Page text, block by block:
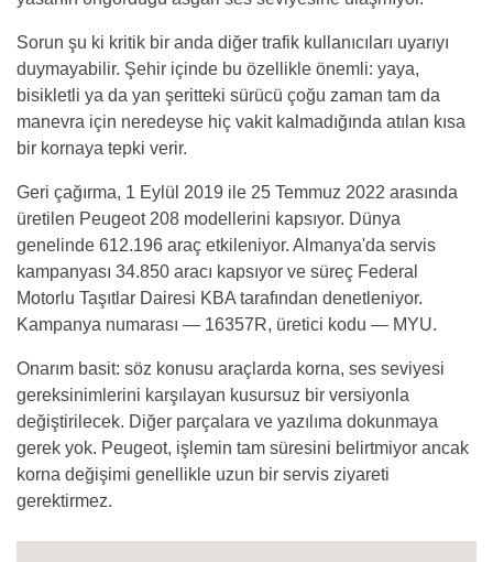
Sorun şu ki kritik bir anda diğer trafik kullanıcıları uyarıyı
duymayabilir. Şehir içinde bu özellikle önemli: yaya,
bisikletli ya da yan şeritteki sürücü çoğu zaman tam da
manevra için neredeyse hiç vakit kalmadığında atılan kısa
bir kornaya tepki verir.
Geri çağırma, 1 Eylül 2019 ile 25 Temmuz 2022 arasında
üretilen Peugeot 208 modellerini kapsıyor. Dünya
genelinde 612.196 araç etkileniyor. Almanya'da servis
kampanyası 34.850 aracı kapsıyor ve süreç Federal
Motorlu Taşıtlar Dairesi KBA tarafından denetleniyor.
Kampanya numarası — 16357R, üretici kodu — MYU.
Onarım basit: söz konusu araçlarda korna, ses seviyesi
gereksinimlerini karşılayan kusursuz bir versiyonla
değiştirilecek. Diğer parçalara ve yazılıma dokunmaya
gerek yok. Peugeot, işlemin tam süresini belirtmiyor ancak
korna değişimi genellikle uzun bir servis ziyareti
gerektirmez.